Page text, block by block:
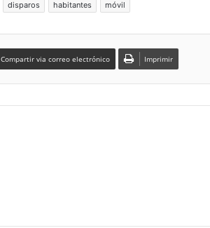
disparos habitantes móvil
Compartir via correo electrónico Imprimir